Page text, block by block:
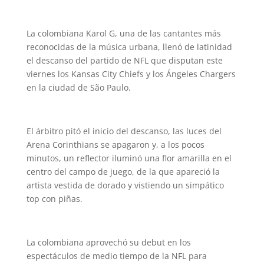
La colombiana Karol G, una de las cantantes más
reconocidas de la música urbana, llenó de latinidad
el descanso del partido de NFL que disputan este
viernes los Kansas City Chiefs y los Ángeles Chargers
en la ciudad de São Paulo.
El árbitro pitó el inicio del descanso, las luces del
Arena Corinthians se apagaron y, a los pocos
minutos, un reflector iluminó una flor amarilla en el
centro del campo de juego, de la que apareció la
artista vestida de dorado y vistiendo un simpático
top con piñas.
La colombiana aprovechó su debut en los
espectáculos de medio tiempo de la NFL para